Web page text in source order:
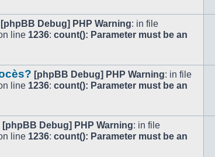
[phpBB Debug] PHP Warning: in file
line 1236: count(): Parameter must be an
[phpBB Debug] PHP Warning: in file
line 1236: count(): Parameter must be an
[phpBB Debug] PHP Warning: in file
line 1236: count(): Parameter must be an